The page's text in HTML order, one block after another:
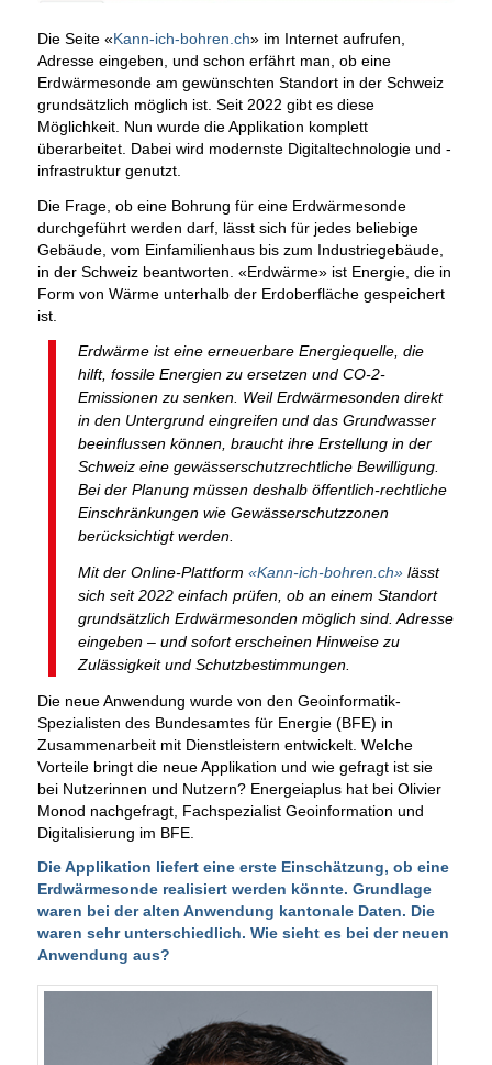
Die Seite «Kann-ich-bohren.ch» im Internet aufrufen,
Adresse eingeben, und schon erfährt man, ob eine
Erdwärmesonde am gewünschten Standort in der Schweiz
grundsätzlich möglich ist. Seit 2022 gibt es diese
Möglichkeit. Nun wurde die Applikation komplett
überarbeitet. Dabei wird modernste Digitaltechnologie und -
infrastruktur genutzt.
Die Frage, ob eine Bohrung für eine Erdwärmesonde
durchgeführt werden darf, lässt sich für jedes beliebige
Gebäude, vom Einfamilienhaus bis zum Industriegebäude,
in der Schweiz beantworten. «Erdwärme» ist Energie, die in
Form von Wärme unterhalb der Erdoberfläche gespeichert
ist.
Erdwärme ist eine erneuerbare Energiequelle, die
hilft, fossile Energien zu ersetzen und CO-2-
Emissionen zu senken. Weil Erdwärmesonden direkt
in den Untergrund eingreifen und das Grundwasser
beeinflussen können, braucht ihre Erstellung in der
Schweiz eine gewässerschutzrechtliche Bewilligung.
Bei der Planung müssen deshalb öffentlich-rechtliche
Einschränkungen wie Gewässerschutzzonen
berücksichtigt werden.
Mit der Online-Plattform «Kann-ich-bohren.ch»lässt
sich seit 2022 einfach prüfen, ob an einem Standort
grundsätzlich Erdwärmesonden möglich sind. Adresse
eingeben – und sofort erscheinen Hinweise zu
Zulässigkeit und Schutzbestimmungen.
Die neue Anwendung wurde von den Geoinformatik-
Spezialisten des Bundesamtes für Energie (BFE) in
Zusammenarbeit mit Dienstleistern entwickelt. Welche
Vorteile bringt die neue Applikation und wie gefragt ist sie
bei Nutzerinnen und Nutzern? Energeiaplus hat bei Olivier
Monod nachgefragt, Fachspezialist Geoinformation und
Digitalisierung im BFE.
Die Applikation liefert eine erste Einschätzung, ob eine
Erdwärmesonde realisiert werden könnte. Grundlage
waren bei der alten Anwendung kantonale Daten. Die
waren sehr unterschiedlich. Wie sieht es bei der neuen
Anwendung aus?